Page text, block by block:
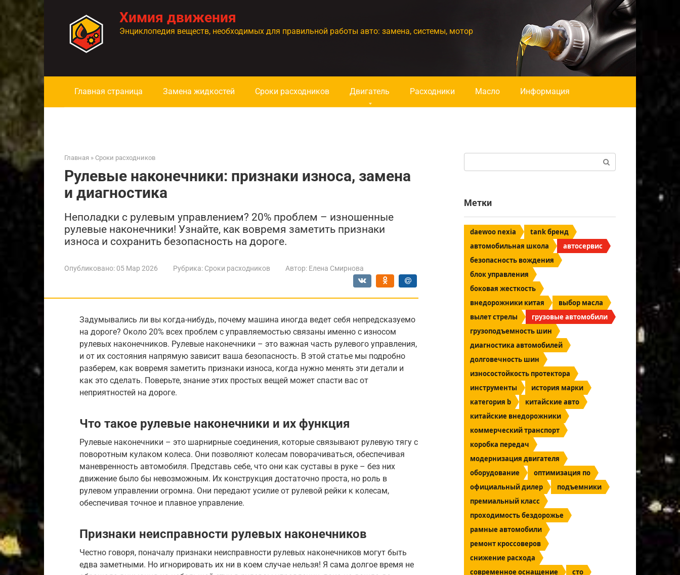
контенту
Химия движения
Энциклопедия веществ, необходимых для правильной работы авто: замена, системы, мотор
Главная страница Замена жидкостей Сроки расходников Двигатель Расходники Масло Информация
Главная » Сроки расходников
Рулевые наконечники: признаки износа, замена
и диагностика
Неполадки с рулевым управлением? 20% проблем – изношенные
рулевые наконечники! Узнайте, как вовремя заметить признаки
износа и сохранить безопасность на дороге.
Опубликовано: 05 Мар 2026 Рубрика: Сроки расходников Автор: Елена Смирнова
Задумывались ли вы когда-нибудь, почему машина иногда ведет себя непредсказуемо
на дороге? Около 20% всех проблем с управляемостью связаны именно с износом
рулевых наконечников. Рулевые наконечники – это важная часть рулевого управления,
и от их состояния напрямую зависит ваша безопасность. В этой статье мы подробно
разберем, как вовремя заметить признаки износа, когда нужно менять эти детали и
как это сделать. Поверьте, знание этих простых вещей может спасти вас от
неприятностей на дороге.
Что такое рулевые наконечники и их функция
Рулевые наконечники – это шарнирные соединения, которые связывают рулевую тягу с
поворотным кулаком колеса. Они позволяют колесам поворачиваться, обеспечивая
маневренность автомобиля. Представь себе, что они как суставы в руке – без них
движение было бы невозможным. Их конструкция достаточно проста, но роль в
рулевом управлении огромна. Они передают усилие от рулевой рейки к колесам,
обеспечивая точное и плавное управление.
Признаки неисправности рулевых наконечников
Честно говоря, поначалу признаки неисправности рулевых наконечников могут быть
едва заметными. Но игнорировать их ни в коем случае нельзя! Я сама долгое время не
Метки
daewoo nexia
tank бренд
автомобильная школа
автосервис
безопасность вождения
блок управления
боковая жесткость
внедорожники китая
выбор масла
вылет стрелы
грузовые автомобили
грузоподъемность шин
диагностика автомобилей
долговечность шин
износостойкость протектора
инструменты
история марки
категория b
китайские авто
китайские внедорожники
коммерческий транспорт
коробка передач
модернизация двигателя
оборудование
оптимизация по
официальный дилер
подъемники
премиальный класс
проходимость бездорожье
рамные автомобили
ремонт кроссоверов
снижение расхода
современное оснащение
сто